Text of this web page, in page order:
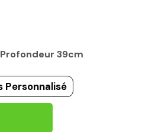
39cm
Personnalisé